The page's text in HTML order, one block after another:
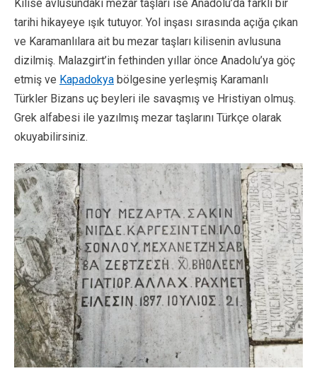
Kilise avlusundaki mezar taşları ise Anadolu’da farklı bir
tarihi hikayeye ışık tutuyor. Yol inşası sırasında açığa çıkan
ve Karamanlılara ait bu mezar taşları kilisenin avlusuna
dizilmiş. Malazgirt’in fethinden yıllar önce Anadolu’ya göç
etmiş ve Kapadokya bölgesine yerleşmiş Karamanlı
Türkler Bizans uç beyleri ile savaşmış ve Hristiyan olmuş.
Grek alfabesi ile yazılmış mezar taşlarını Türkçe olarak
okuyabilirsiniz.